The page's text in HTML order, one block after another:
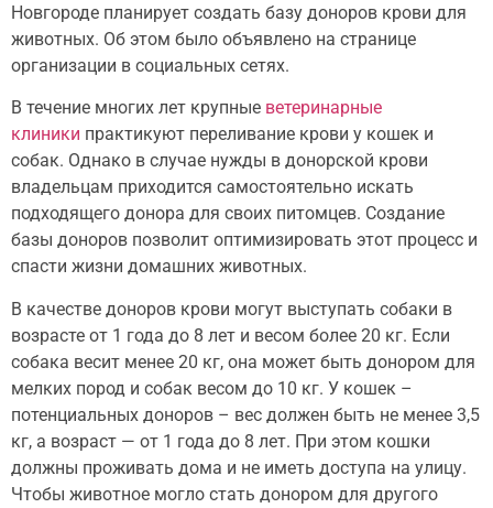
Новгороде планирует создать базу доноров крови для
животных. Об этом было объявлено на странице
организации в социальных сетях.
В течение многих лет крупные ветеринарные
клиники практикуют переливание крови у кошек и
собак. Однако в случае нужды в донорской крови
владельцам приходится самостоятельно искать
подходящего донора для своих питомцев. Создание
базы доноров позволит оптимизировать этот процесс и
спасти жизни домашних животных.
В качестве доноров крови могут выступать собаки в
возрасте от 1 года до 8 лет и весом более 20 кг. Если
собака весит менее 20 кг, она может быть донором для
мелких пород и собак весом до 10 кг. У кошек –
потенциальных доноров – вес должен быть не менее 3,5
кг, а возраст — от 1 года до 8 лет. При этом кошки
должны проживать дома и не иметь доступа на улицу.
Чтобы животное могло стать донором для другого